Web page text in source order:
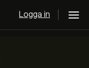
Logga in